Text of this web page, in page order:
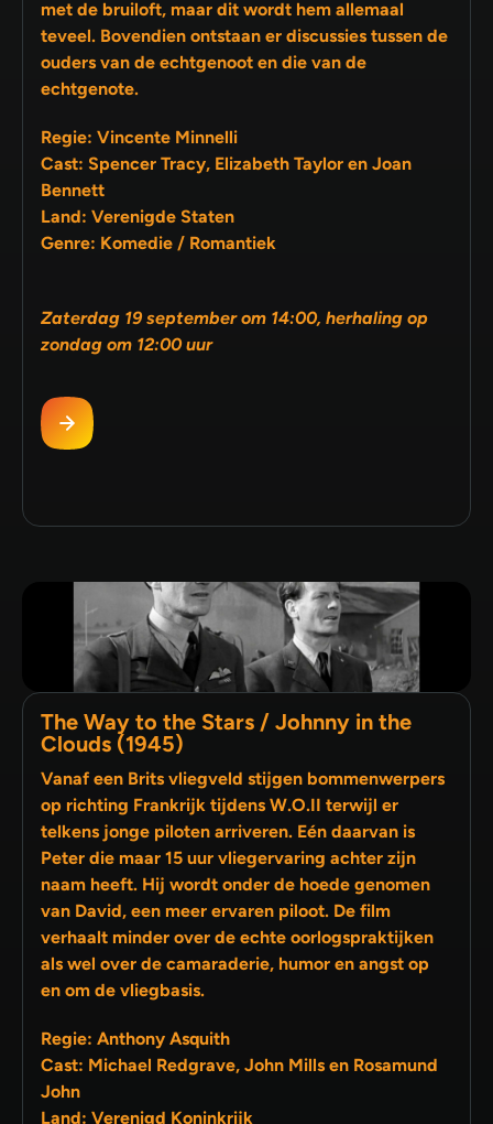
met de bruiloft, maar dit wordt hem allemaal
teveel. Bovendien ontstaan er discussies tussen de
ouders van de echtgenoot en die van de
echtgenote.
Regie: Vincente Minnelli
Cast: Spencer Tracy, Elizabeth Taylor en Joan
Bennett
Land: Verenigde Staten
Genre: Komedie / Romantiek
Zaterdag 19 september om 14:00, herhaling op
zondag om 12:00 uur
The Way to the Stars / Johnny in the
Clouds (1945)
Vanaf een Brits vliegveld stijgen bommenwerpers
op richting Frankrijk tijdens W.O.II terwijl er
telkens jonge piloten arriveren. Eén daarvan is
Peter die maar 15 uur vliegervaring achter zijn
naam heeft. Hij wordt onder de hoede genomen
van David, een meer ervaren piloot. De film
verhaalt minder over de echte oorlogspraktijken
als wel over de camaraderie, humor en angst op
en om de vliegbasis.
Regie: Anthony Asquith
Cast: Michael Redgrave, John Mills en Rosamund
John
Land: Verenigd Koninkrijk